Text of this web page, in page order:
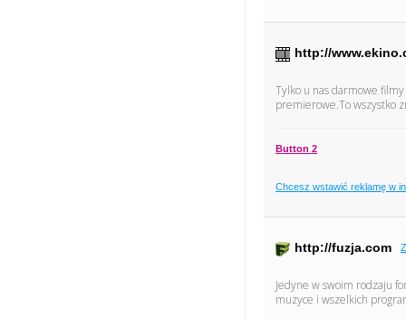
http://
Tylko u nas darmowe
premierowe.To wszystko
Button 2
Chcesz wstawić reklamę w
http://fuzja.com
Jedyne w swoim rodzaju
muzyce i wszelkich